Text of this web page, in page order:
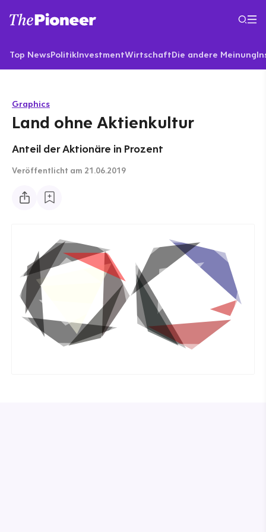
Top NewsPolitikInvestmentWirtschaftDie andere Meinung
Graphics
Land ohne Aktienkultur
Anteil der Aktionäre in Prozent
Veröffentlicht am 21.06.2019